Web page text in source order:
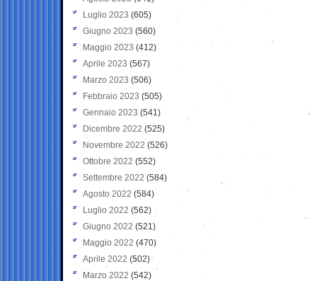
Luglio 2023 (605)
Giugno 2023 (560)
Maggio 2023 (412)
Aprile 2023 (567)
Marzo 2023 (506)
Febbraio 2023 (505)
Gennaio 2023 (541)
Dicembre 2022 (525)
Novembre 2022 (526)
Ottobre 2022 (552)
Settembre 2022 (584)
Agosto 2022 (584)
Luglio 2022 (562)
Giugno 2022 (521)
Maggio 2022 (470)
Aprile 2022 (502)
Marzo 2022 (542)